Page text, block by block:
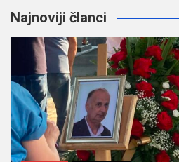
Najnoviji članci